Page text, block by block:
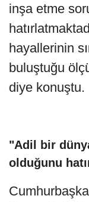
inşa etme
hayallerinin
buluştuğu
diye konuştu.
"Adil bir
olduğunu